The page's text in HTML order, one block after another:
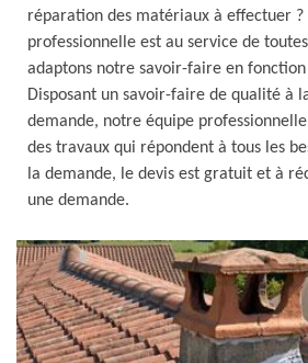
réparation des matériaux à effectuer
professionnelle est au service de
adaptons notre savoir-faire en fonction
Disposant un savoir-faire de qualité à
demande, notre équipe
des travaux qui répondent à tous les
la demande, le devis est gratuit et à
une demande.